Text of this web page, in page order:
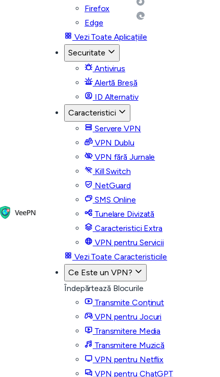
Firefox
Edge
Vezi Toate Aplicațiile
Securitate
Antivirus
Alertă Breșă
ID Alternativ
Caracteristici
Servere VPN
VPN Dublu
VPN fără Jurnale
Kill Switch
NetGuard
SMS Online
Tunelare Divizată
Caracteristici Extra
VPN pentru Servicii
Vezi Toate Caracteristicile
Ce Este un VPN?
Îndepărtează Blocurile
Transmite Conținut
VPN pentru Jocuri
Transmitere Media
Transmitere Muzică
VPN pentru Netflix
VPN pentru ChatGPT